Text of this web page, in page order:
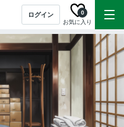
ログイン
お気に入り
0